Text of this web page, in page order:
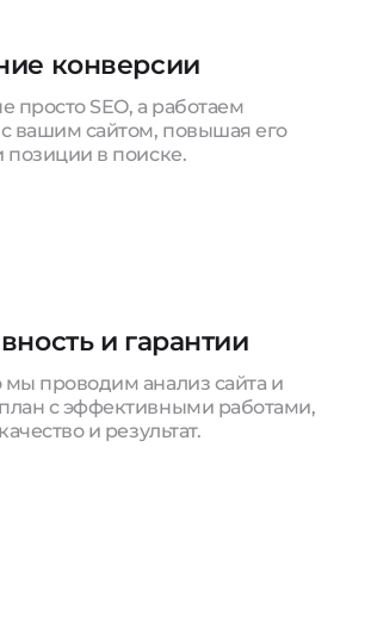
конверсии
просто SEO, а работаем
вашим сайтом, повышая его
позиции в поиске.
и гарантии
проводим анализ сайта и
с эффективными работами,
и результат.